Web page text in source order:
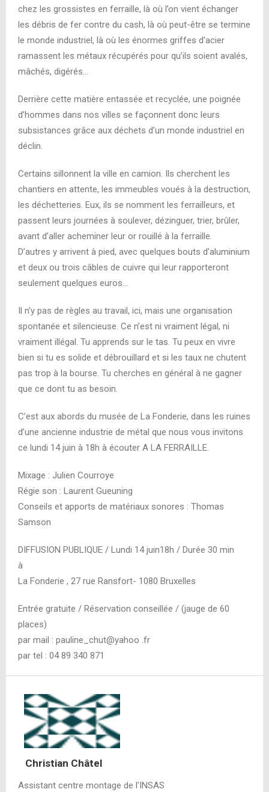
chez les grossistes en ferraille, là où l’on vient échanger
les débris de fer contre du cash, là où peut-être se termine
le monde industriel, là où les énormes griffes d’acier
ramassent les métaux récupérés pour qu’ils soient avalés,
mâchés, digérés…
Derrière cette matière entassée et recyclée, une poignée
d’hommes dans nos villes se façonnent donc leurs
subsistances grâce aux déchets d’un monde industriel en
déclin.
Certains sillonnent la ville en camion. Ils cherchent les
chantiers en attente, les immeubles voués à la destruction,
les déchetteries. Eux, ils se nomment les ferrailleurs, et
passent leurs journées à soulever, dézinguer, trier, brûler,
avant d’aller acheminer leur or rouillé à la ferraille.
D’autres y arrivent à pied, avec quelques bouts d’aluminium
et deux ou trois câbles de cuivre qui leur rapporteront
seulement quelques euros…
Il n’y pas de règles au travail, ici, mais une organisation
spontanée et silencieuse. Ce n’est ni vraiment légal, ni
vraiment illégal. Tu apprends sur le tas. Tu peux en vivre
bien si tu es solide et débrouillard et si les taux ne chutent
pas trop à la bourse. Tu cherches en général à ne gagner
que ce dont tu as besoin.
C’est aux abords du musée de La Fonderie, dans les ruines
d’une ancienne industrie de métal que nous vous invitons
ce lundi 14 juin à 18h à écouter A LA FERRAILLE.
Mixage : Julien Courroye
Régie son : Laurent Gueuning
Conseils et apports de matériaux sonores : Thomas
Samson
DIFFUSION PUBLIQUE / Lundi 14 juin18h / Durée 30 min
à
La Fonderie , 27 rue Ransfort- 1080 Bruxelles
Entrée gratuite / Réservation conseillée / (jauge de 60
places)
par mail : pauline_chut@yahoo .fr
par tel : 04 89 340 871
Christian Châtel
Assistant centre montage de l'INSAS